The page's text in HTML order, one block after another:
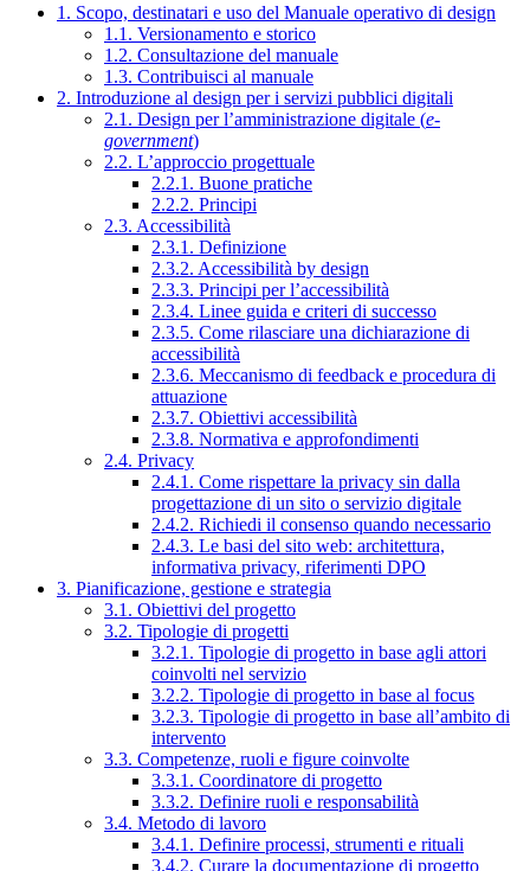
1. Scopo, destinatari e uso del Manuale operativo di design
1.1. Versionamento e storico
1.2. Consultazione del manuale
1.3. Contribuisci al manuale
2. Introduzione al design per i servizi pubblici digitali
2.1. Design per l’amministrazione digitale (e-
government)
2.2. L’approccio progettuale
2.2.1. Buone pratiche
2.2.2. Principi
2.3. Accessibilità
2.3.1. Definizione
2.3.2. Accessibilità by design
2.3.3. Principi per l’accessibilità
2.3.4. Linee guida e criteri di successo
2.3.5. Come rilasciare una dichiarazione di
accessibilità
2.3.6. Meccanismo di feedback e procedura di
attuazione
2.3.7. Obiettivi accessibilità
2.3.8. Normativa e approfondimenti
2.4. Privacy
2.4.1. Come rispettare la privacy sin dalla
progettazione di un sito o servizio digitale
2.4.2. Richiedi il consenso quando necessario
2.4.3. Le basi del sito web: architettura,
informativa privacy, riferimenti DPO
3. Pianificazione, gestione e strategia
3.1. Obiettivi del progetto
3.2. Tipologie di progetti
3.2.1. Tipologie di progetto in base agli attori
coinvolti nel servizio
3.2.2. Tipologie di progetto in base al focus
3.2.3. Tipologie di progetto in base all’ambito di
intervento
3.3. Competenze, ruoli e figure coinvolte
3.3.1. Coordinatore di progetto
3.3.2. Definire ruoli e responsabilità
3.4. Metodo di lavoro
3.4.1. Definire processi, strumenti e rituali
3.4.2. Curare la documentazione di progetto